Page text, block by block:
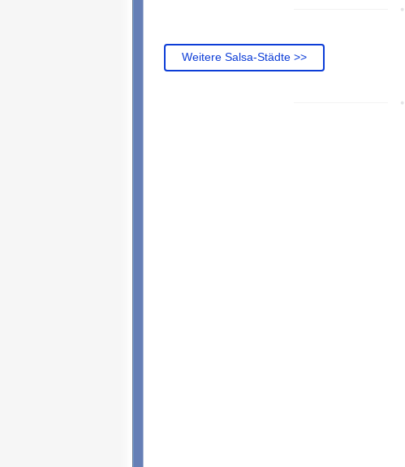
Weitere Salsa-Städte >>